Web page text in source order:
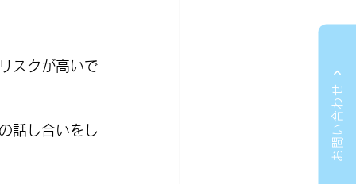
お問い合わせ
スクが高いで
話し合いをし